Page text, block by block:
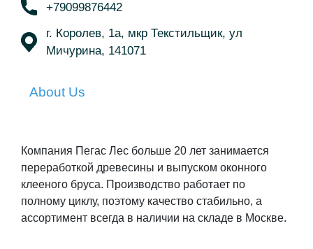
+79099876442
г. Королев, 1а, мкр Текстильщик, ул
Мичурина, 141071
About Us
Компания Пегас Лес больше 20 лет занимается
переработкой древесины и выпуском оконного
клееного бруса. Производство работает по
полному циклу, поэтому качество стабильно, а
ассортимент всегда в наличии на складе в Москве.